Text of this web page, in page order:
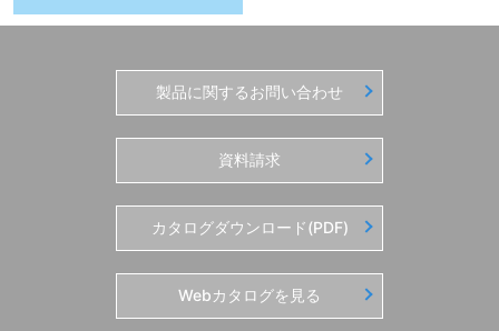
製品に関するお問い合わせ
資料請求
カタログダウンロード(PDF)
Webカタログを見る